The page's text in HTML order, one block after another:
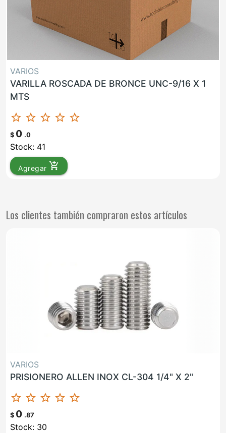
VARIOS
VARILLA ROSCADA DE BRONCE UNC-9/16 X 1
MTS
star_border star_border star_border star_border star_border
$ 0 .0
Stock: 41
Agregar add_shopping_cart
Los clientes también compraron estos artículos
VARIOS
PRISIONERO ALLEN INOX CL-304 1/4" X 2"
star_border star_border star_border star_border star_border
$ 0 .87
Stock: 30